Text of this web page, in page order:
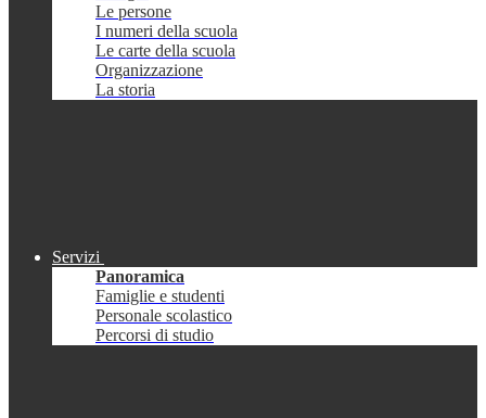
Le persone
I numeri della scuola
Le carte della scuola
Organizzazione
La storia
Servizi
Panoramica
Famiglie e studenti
Personale scolastico
Percorsi di studio